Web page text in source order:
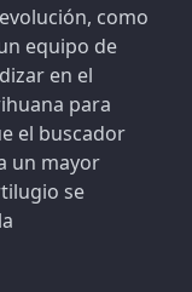
como
equipo de
en el
para
el buscador
un mayor
se